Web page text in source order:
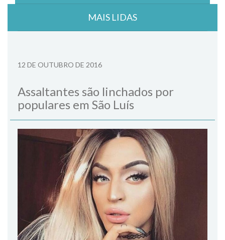
MAIS LIDAS
12 DE OUTUBRO DE 2016
Assaltantes são linchados por
populares em São Luís